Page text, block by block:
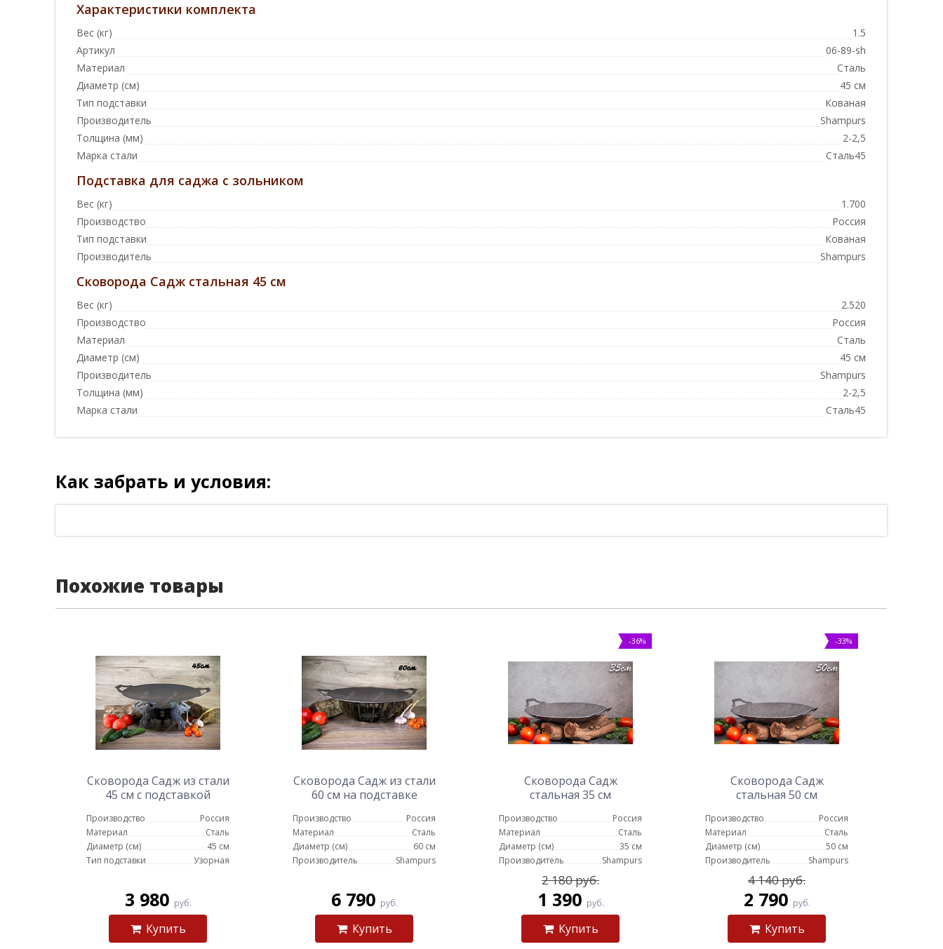
Характеристики комплекта
Вес (кг)
1.5
Артикул
06-89-sh
Материал
Сталь
Диаметр (см)
45 см
Тип подставки
Кованая
Производитель
Shampurs
Толщина (мм)
2-2,5
Марка стали
Сталь45
Подставка для саджа с зольником
Вес (кг)
1.700
Производство
Россия
Тип подставки
Кованая
Производитель
Shampurs
Сковорода Садж стальная 45 см
Вес (кг)
2.520
Производство
Россия
Материал
Сталь
Диаметр (см)
45 см
Производитель
Shampurs
Толщина (мм)
2-2,5
Марка стали
Сталь45
Как забрать и условия:
Похожие товары
Сковорода Садж из стали
45 см с подставкой
Производство
Россия
Материал
Сталь
Диаметр (см)
45 см
Тип подставки
Узорная
3 980 руб.
Купить
Сковорода Садж из стали
60 см на подставке
Производство
Россия
Материал
Сталь
Диаметр (см)
60 см
Производитель
Shampurs
6 790 руб.
Купить
-36%
Сковорода Садж
стальная 35 см
Производство
Россия
Материал
Сталь
Диаметр (см)
35 см
Производитель
Shampurs
2 180 руб.
1 390 руб.
Купить
-33%
Сковорода Садж
стальная 50 см
Производство
Россия
Материал
Сталь
Диаметр (см)
50 см
Производитель
Shampurs
4 140 руб.
2 790 руб.
Купить